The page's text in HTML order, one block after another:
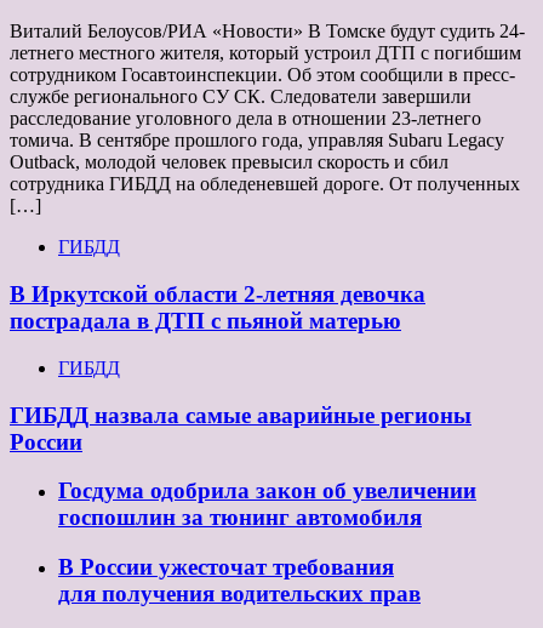
Виталий Белоусов/РИА «Новости» В Томске будут судить 24-
летнего местного жителя, который устроил ДТП с погибшим
сотрудником Госавтоинспекции. Об этом сообщили в пресс-
службе регионального СУ СК. Следователи завершили
расследование уголовного дела в отношении 23-летнего
томича. В сентябре прошлого года, управляя Subaru Legacy
Outback, молодой человек превысил скорость и сбил
сотрудника ГИБДД на обледеневшей дороге. От полученных
[…]
ГИБДД
В Иркутской области 2-летняя девочка
пострадала в ДТП с пьяной матерью
ГИБДД
ГИБДД назвала самые аварийные регионы
России
Госдума одобрила закон об увеличении
госпошлин за тюнинг автомобиля
В России ужесточат требования
для получения водительских прав